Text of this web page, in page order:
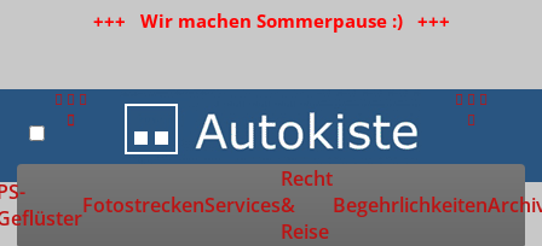
+++ Wir machen Sommerpause :) +++
Zur Startseite
FotostreckenServices
Recht
&
Reise
Begehrlichkeiten